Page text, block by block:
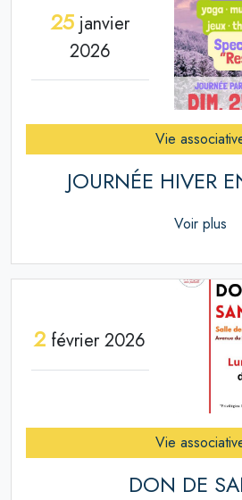
25janvier
2026
Vie
JOURNÉE HIVER
Voir plus
2 février 2026
Vie
DON DE